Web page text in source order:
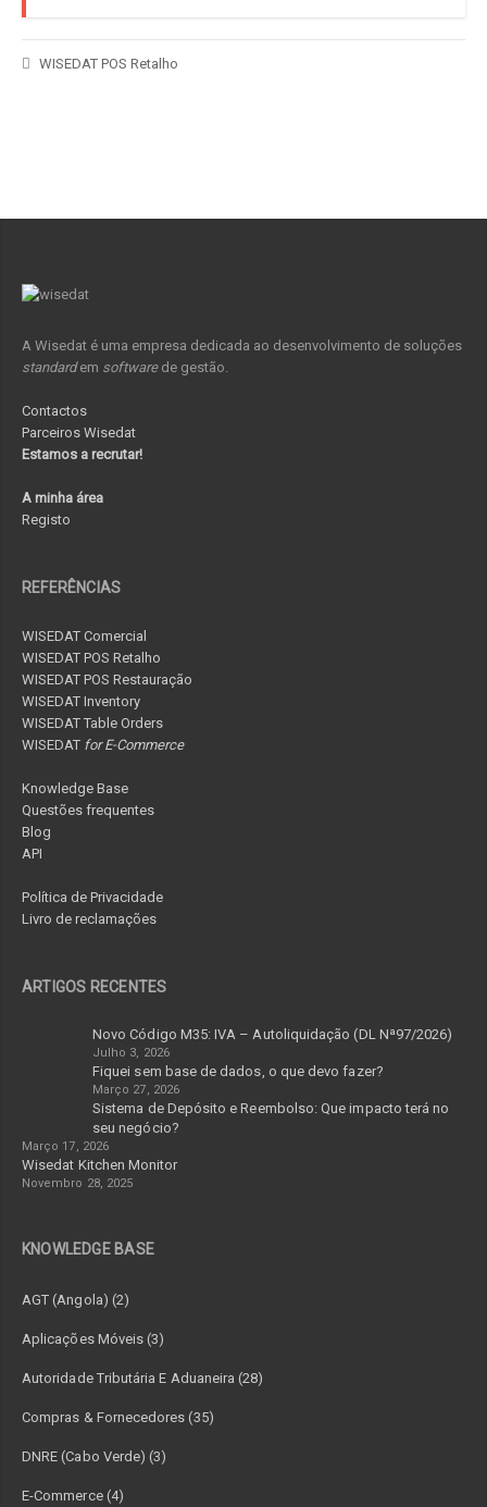
WISEDAT POS Retalho
A Wisedat é uma empresa dedicada ao desenvolvimento de soluções
standardem softwarede gestão.
Contactos
Parceiros Wisedat
Estamos a recrutar!
A minha área
Registo
REFERÊNCIAS
WISEDAT Comercial
WISEDAT POS Retalho
WISEDAT POS Restauração
WISEDAT Inventory
WISEDAT Table Orders
WISEDAT for E-Commerce
Knowledge Base
Questões frequentes
Blog
API
Política de Privacidade
Livro de reclamações
ARTIGOS RECENTES
Novo Código M35: IVA – Autoliquidação (DL Nª97/2026)
Julho 3, 2026
Fiquei sem base de dados, o que devo fazer?
Março 27, 2026
Sistema de Depósito e Reembolso: Que impacto terá no
seu negócio?
Março 17, 2026
Wisedat Kitchen Monitor
Novembro 28, 2025
KNOWLEDGE BASE
AGT (Angola) (2)
Aplicações Móveis (3)
Autoridade Tributária E Aduaneira (28)
Compras & Fornecedores (35)
DNRE (Cabo Verde) (3)
E-Commerce (4)